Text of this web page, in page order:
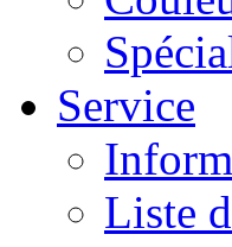
Service
Liste